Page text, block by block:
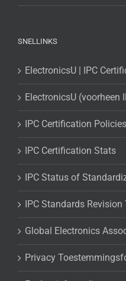
SNELLINKS
ElectronicsU | IPC
ElectronicsU (voorheen
IPC Certification
IPC Certification Stats
IPC Status of
IPC Standards Revision
Global Electronics
Privacy